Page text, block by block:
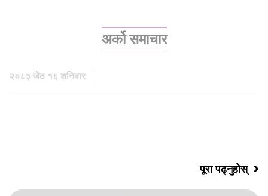
अर्को समाचार
२०८३ जेठ १६ शनिबार
पूरा पढ्नुहोस्